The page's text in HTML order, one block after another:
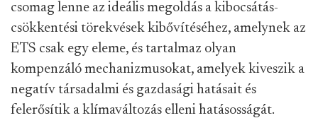
csomag lenne az ideális megoldás a kibocsátás-
csökkentési törekvések kibővítéséhez, amelynek az
ETS csak egy eleme, és tartalmaz olyan
kompenzáló mechanizmusokat, amelyek kiveszik a
negatív társadalmi és gazdasági hatásait és
felerősítik a klímaváltozás elleni hatásosságát.